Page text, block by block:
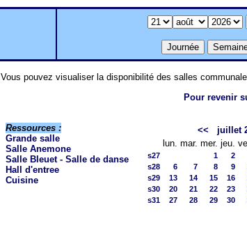
Vous pouvez visualiser la disponibilité des salles
Pour revenir
Ressources :
Grande salle
Salle Anemone
Salle Bleuet - Salle de danse
Hall d'entree
Cuisine
<<
juillet
lun. mar. mer. jeu.
s27 1 2
s28
6 7 8 9
s29
13 14 15 16
s30
20 21 22 23
s31
27 28 29 30